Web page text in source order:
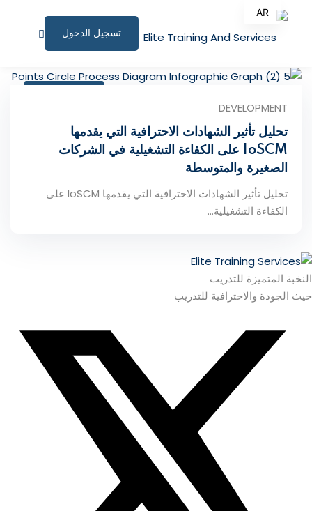
تسجيل الدخول
الصفحة الرئيسية
المقالات
المستندات المساندة
DEVELOPMENT
تحليل تأثير الشهادات الاحترافية التي يقدمها
IoSCM على الكفاءة التشغيلية في الشركات
الصغيرة والمتوسطة
تحليل تأثير الشهادات الاحترافية التي يقدمها IoSCM على
الكفاءة التشغيلية...
النخبة المتميزة للتدريب
حيث الجودة والاحترافية للتدريب
AR
EN